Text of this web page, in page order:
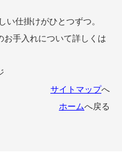
い仕掛けがひとつずつ。
手入れについて詳しくは
サイトマップへ
ホームへ戻る